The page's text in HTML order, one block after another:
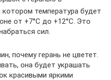
температура будет
от +7°С до +12°С. Это
сил.
почему герань не цветет.
она будет украшать
красивыми яркими